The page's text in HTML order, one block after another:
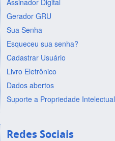
Assinador Digital
Gerador GRU
Sua Senha
Esqueceu sua senha?
Cadastrar Usuário
Livro Eletrônico
Dados abertos
Suporte a Propriedade Intelectual
Redes Sociais